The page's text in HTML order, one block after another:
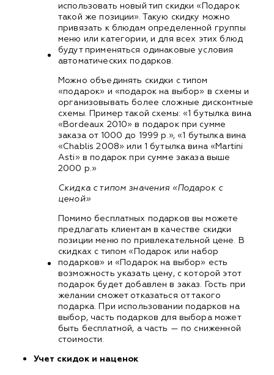
использовать новый тип скидки «Подарок
такой же позиции». Такую скидку можно
привязать к блюдам определенной группы
меню или категории, и для всех этих блюд
будут применяться одинаковые условия
автоматических подарков.
Можно объединять скидки с типом
«подарок» и «подарок на выбор» в схемы и
организовывать более сложные дисконтные
схемы. Пример такой схемы: «1 бутылка вина
«Bordeaux 2010» в подарок при сумме
заказа от 1000 до 1999 р.», «1 бутылка вина
«Chablis 2008» или 1 бутылка вина «Martini
Asti» в подарок при сумме заказа выше
2000 р.»
Скидка с типом значения «Подарок с
ценой»
Помимо бесплатных подарков вы можете
предлагать клиентам в качестве скидки
позиции меню по привлекательной цене. В
скидках с типом «Подарок или набор
подарков» и «Подарок на выбор» есть
возможность указать цену, с которой этот
подарок будет добавлен в заказ. Гость при
желании сможет отказаться от такого
подарка. При использовании подарков на
выбор, часть подарков для выбора может
быть бесплатной, а часть — по сниженной
стоимости.
Учет скидок и наценок